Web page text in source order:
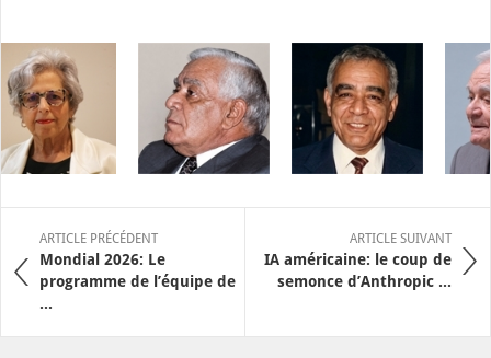
ARTICLE PRÉCÉDENT
Mondial 2026: Le
programme de l’équipe de
...
ARTICLE SUIVANT
IA américaine: le coup de
semonce d’Anthropic ...